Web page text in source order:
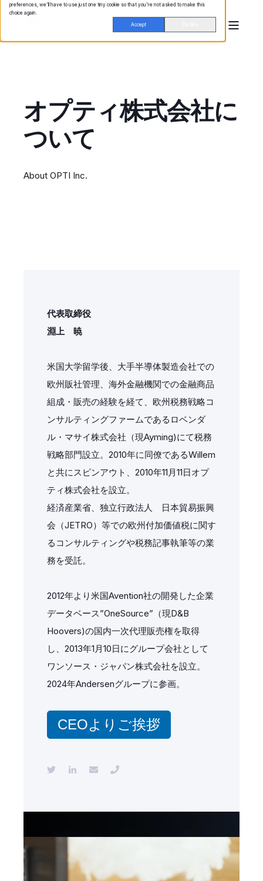
preferences, we'll have to use just one tiny cookie so that you're not asked to make this
choice again.
Accept
オプティ株式会社に
ついて
About OPTI Inc.
代表取締役
淵上 暁
米国大学留学後、大手半導体製造会社での
欧州販社管理、海外金融機関での金融商品
組成・販売の経験を経て、欧州税務戦略コ
ンサルティングファームであるロベンダ
ル・マサイ株式会社（現Ayming)にて税務
戦略部門設立。2010年に同僚であるWillem
と共にスピンアウト、2010年11月11日オプ
ティ株式会社を設立。
経済産業省、独立行政法人 日本貿易振興
会（JETRO）等での欧州付加価値税に関す
るコンサルティングや税務記事執筆等の業
務を受託。
2012年より米国Avention社の開発した企業
データベース”OneSource”（現D&B
Hoovers)の国内一次代理販売権を取得
し、2013年1月10日にグループ会社として
ワンソース・ジャパン株式会社を設立。
2024年Andersenグループに参画。
CEOよりご挨拶